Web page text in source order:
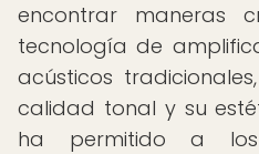
encontrar maneras
tecnología de
acústicos
calidad tonal y su
ha permitido a los